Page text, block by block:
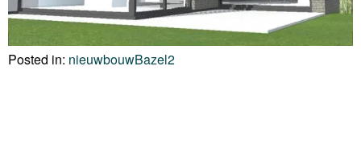
Posted in: nieuwbouwBazel2